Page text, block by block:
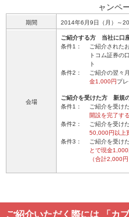
ャンペ
期間 2014年6月9日（月）～
会場
ご紹介する方 当社に口
条件1：
ご紹介された
トコム証券の
ト
条件2：
ご紹介の翌々
金1,000円プ
ご紹介を受けた方 新規
条件1：
ご紹介を受け
開設を完了す
条件2：
ご紹介を受け
50,000円以上
条件3：
ご紹介を受け
とで現金
（合計2,000円
ご紹介いただく際には 「カ